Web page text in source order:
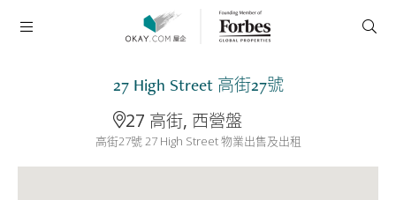
27 High Street 高街27號
27 高街, 西營盤
高街27號 27 High Street 物業出售及出租